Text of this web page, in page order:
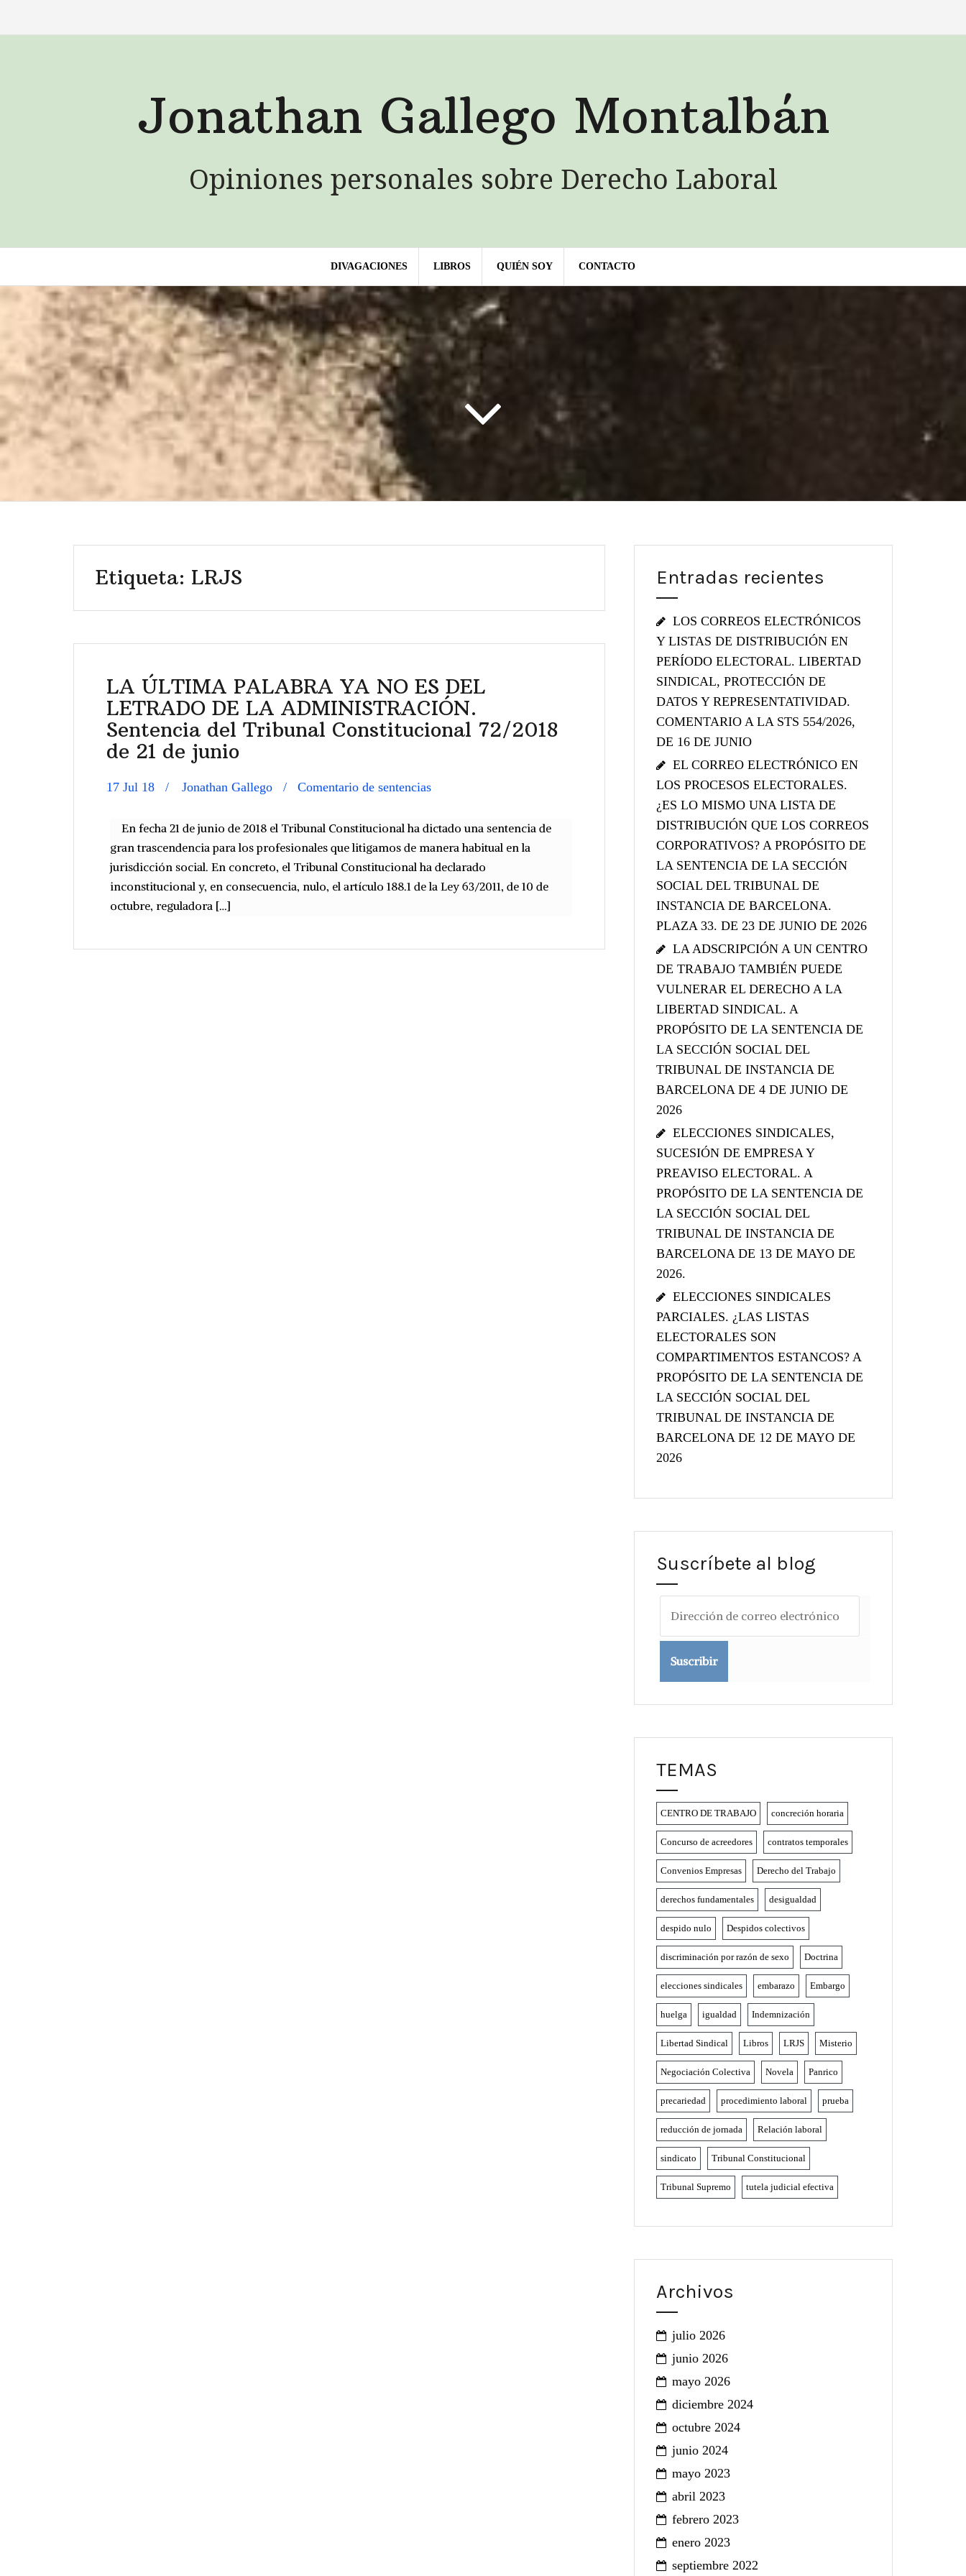
SOY
Jonathan Gallego Montalbán
Opiniones personales sobre Derecho Laboral
DIVAGACIONES LIBROS QUIÉN SOY CONTACTO
Etiqueta: LRJS
LA ÚLTIMA PALABRA YA NO ES DEL
LETRADO DE LA ADMINISTRACIÓN.
Sentencia del Tribunal Constitucional 72/2018
de 21 de junio
17 Jul 18 Jonathan Gallego Comentario de sentencias
En fecha 21 de junio de 2018 el Tribunal Constitucional ha dictado una sentencia de
gran trascendencia para los profesionales que litigamos de manera habitual en la
jurisdicción social. En concreto, el Tribunal Constitucional ha declarado
inconstitucional y, en consecuencia, nulo, el artículo 188.1 de la Ley 63/2011, de 10 de
octubre, reguladora […]
Entradas recientes
LOS CORREOS ELECTRÓNICOS
Y LISTAS DE DISTRIBUCIÓN EN
PERÍODO ELECTORAL. LIBERTAD
SINDICAL, PROTECCIÓN DE
DATOS Y REPRESENTATIVIDAD.
COMENTARIO A LA STS 554/2026,
DE 16 DE JUNIO
EL CORREO ELECTRÓNICO EN
LOS PROCESOS ELECTORALES.
¿ES LO MISMO UNA LISTA DE
DISTRIBUCIÓN QUE LOS CORREOS
CORPORATIVOS? A PROPÓSITO DE
LA SENTENCIA DE LA SECCIÓN
SOCIAL DEL TRIBUNAL DE
INSTANCIA DE BARCELONA.
PLAZA 33. DE 23 DE JUNIO DE 2026
LA ADSCRIPCIÓN A UN CENTRO
DE TRABAJO TAMBIÉN PUEDE
VULNERAR EL DERECHO A LA
LIBERTAD SINDICAL. A
PROPÓSITO DE LA SENTENCIA DE
LA SECCIÓN SOCIAL DEL
TRIBUNAL DE INSTANCIA DE
BARCELONA DE 4 DE JUNIO DE
2026
ELECCIONES SINDICALES,
SUCESIÓN DE EMPRESA Y
PREAVISO ELECTORAL. A
PROPÓSITO DE LA SENTENCIA DE
LA SECCIÓN SOCIAL DEL
TRIBUNAL DE INSTANCIA DE
BARCELONA DE 13 DE MAYO DE
2026.
ELECCIONES SINDICALES
PARCIALES. ¿LAS LISTAS
ELECTORALES SON
COMPARTIMENTOS ESTANCOS? A
PROPÓSITO DE LA SENTENCIA DE
LA SECCIÓN SOCIAL DEL
TRIBUNAL DE INSTANCIA DE
BARCELONA DE 12 DE MAYO DE
2026
Suscríbete al blog
de
correo
electrónico
TEMAS
CENTRO DE TRABAJO concreción horaria
Concurso de acreedores contratos temporales
Convenios Empresas Derecho del Trabajo
derechos fundamentales desigualdad
despido nulo Despidos colectivos
discriminación por razón de sexo Doctrina
elecciones sindicales embarazo Embargo
huelga igualdad Indemnización
Libertad Sindical Libros LRJS Misterio
Negociación Colectiva Novela Panrico
precariedad procedimiento laboral prueba
reducción de jornada Relación laboral
sindicato Tribunal Constitucional
Tribunal Supremo tutela judicial efectiva
Archivos
julio 2026
junio 2026
mayo 2026
diciembre 2024
octubre 2024
junio 2024
mayo 2023
abril 2023
febrero 2023
enero 2023
septiembre 2022